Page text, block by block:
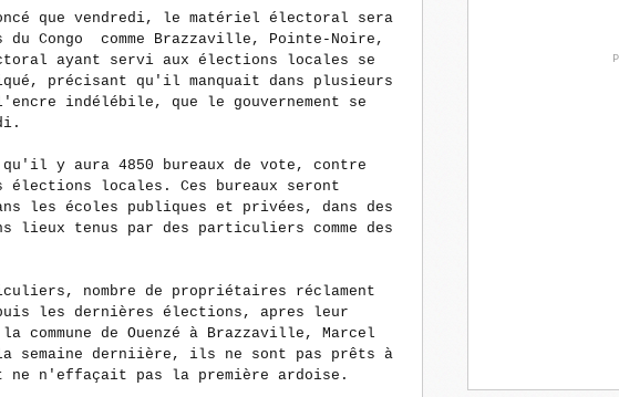
que vendredi, le matériel électoral sera
Congo comme Brazzaville, Pointe-Noire,
ayant servi aux élections locales se
précisant qu'il manquait dans plusieurs
indélébile, que le gouvernement se
qu'il y aura 4850 bureaux de vote, contre
locales. Ces bureaux seront
les écoles publiques et privées, dans des
tenus par des particuliers comme des
nombre de propriétaires réclament
les dernières élections, apres leur
commune de Ouenzé à Brazzaville, Marcel
semaine derniière, ils ne sont pas prêts à
n'effaçait pas la première ardoise.